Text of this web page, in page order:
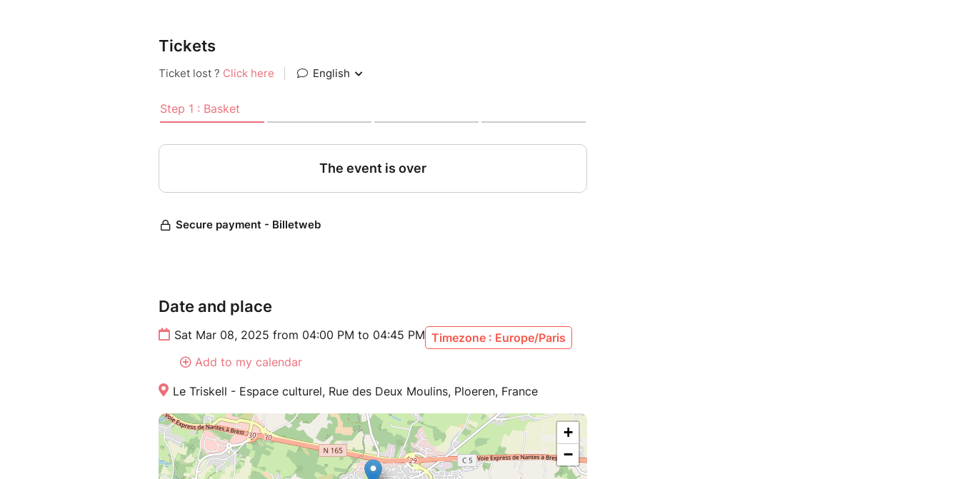
Tickets
Date and place
Sat Mar 08, 2025 from 04:00 PM to 04:45 PM Timezone : Europe/Paris
Add to my calendar
Le Triskell - Espace culturel, Rue des Deux Moulins, Ploeren, France
+
−